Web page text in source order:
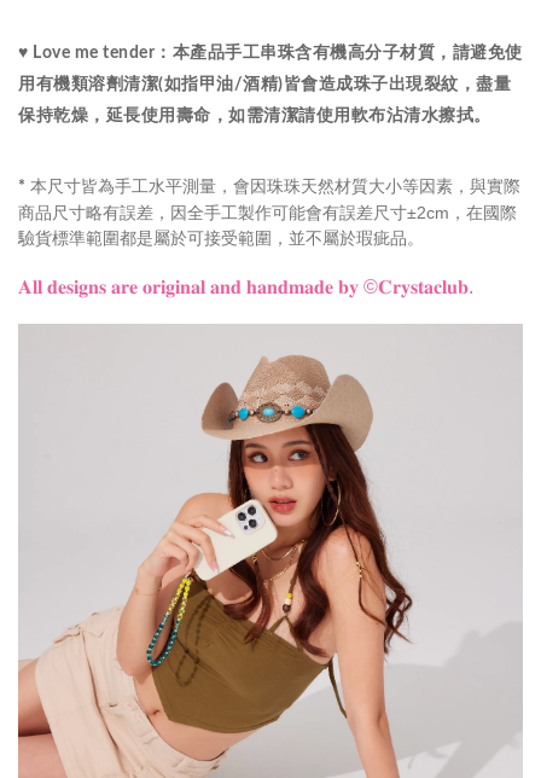
♥ Love me tender：本產品手工串珠含有機高分子材質，請避免使
用有機類溶劑清潔(如指甲油/酒精)皆會造成珠子出現裂紋，盡量
保持乾燥，延長使用壽命，如需清潔請使用軟布沾清水擦拭。
* 本尺寸皆為手工水平測量，會因珠珠天然材質大小等因素，與實際
商品尺寸略有誤差，因全手工製作可能會有誤差尺寸±2cm，在國際
驗貨標準範圍都是屬於可接受範圍，並不屬於瑕疵品。
𝐀𝐥𝐥 𝐝𝐞𝐬𝐢𝐠𝐧𝐬 𝐚𝐫𝐞 𝐨𝐫𝐢𝐠𝐢𝐧𝐚𝐥 𝐚𝐧𝐝 𝐡𝐚𝐧𝐝𝐦𝐚𝐝𝐞 𝐛𝐲 ©𝐂𝐫𝐲𝐬𝐭𝐚𝐜𝐥𝐮𝐛.